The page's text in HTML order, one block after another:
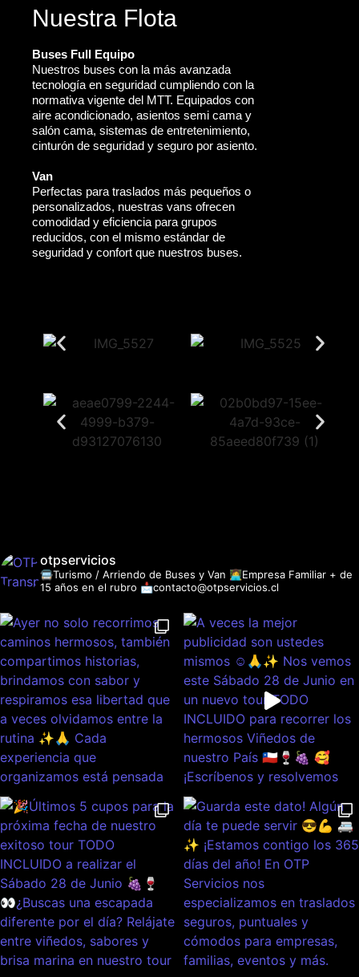
Nuestra Flota
Buses Full Equipo
Nuestros buses con la más avanzada
tecnología en seguridad cumpliendo con la
normativa vigente del MTT. Equipados con
aire acondicionado, asientos semi cama y
salón cama, sistemas de entretenimiento,
cinturón de seguridad y seguro por asiento.
Van
Perfectas para traslados más pequeños o
personalizados, nuestras vans ofrecen
comodidad y eficiencia para grupos
reducidos, con el mismo estándar de
seguridad y confort que nuestros buses.
otpservicios
🚍Turismo / Arriendo de Buses y Van 👩‍💻Empresa Familiar + de
15 años en el rubro 📩contacto@otpservicios.cl